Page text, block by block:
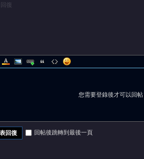
回復
您需要登錄後才可以回帖
回復 回帖後跳轉到最後一頁